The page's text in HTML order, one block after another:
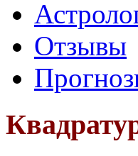
Отзывы